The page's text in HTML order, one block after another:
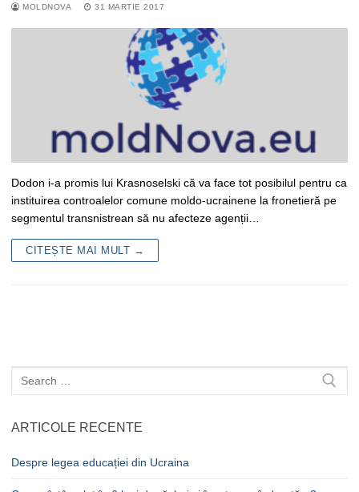
MOLDNOVA 31 MARTIE 2017
Dodon i-a promis lui Krasnoselski că va face tot posibilul pentru ca
instituirea controalelor comune moldo-ucrainene la fronetieră pe
segmentul transnistrean să nu afecteze agenții…
CITEȘTE MAI MULT →
Caută
după:
ARTICOLE RECENTE
Despre legea educației din Ucraina